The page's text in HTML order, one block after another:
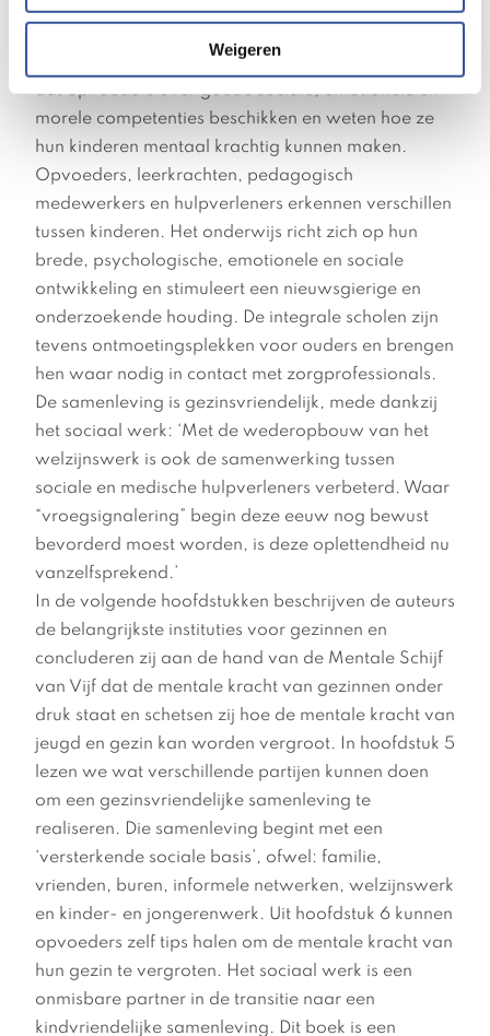
Weigeren
training of opvoedcursus. Het is vanzelfsprekend
dat opvoeders over goede sociale, emotionele en
morele competenties beschikken en weten hoe ze
hun kinderen mentaal krachtig kunnen maken.
Opvoeders, leerkrachten, pedagogisch
medewerkers en hulpverleners erkennen verschillen
tussen kinderen. Het onderwijs richt zich op hun
brede, psychologische, emotionele en sociale
ontwikkeling en stimuleert een nieuwsgierige en
onderzoekende houding. De integrale scholen zijn
tevens ontmoetingsplekken voor ouders en brengen
hen waar nodig in contact met zorgprofessionals.
De samenleving is gezinsvriendelijk, mede dankzij
het sociaal werk: ‘Met de wederopbouw van het
welzijnswerk is ook de samenwerking tussen
sociale en medische hulpverleners verbeterd. Waar
“vroegsignalering” begin deze eeuw nog bewust
bevorderd moest worden, is deze oplettendheid nu
vanzelfsprekend.’
In de volgende hoofdstukken beschrijven de auteurs
de belangrijkste instituties voor gezinnen en
concluderen zij aan de hand van de Mentale Schijf
van Vijf dat de mentale kracht van gezinnen onder
druk staat en schetsen zij hoe de mentale kracht van
jeugd en gezin kan worden vergroot. In hoofdstuk 5
lezen we wat verschillende partijen kunnen doen
om een gezinsvriendelijke samenleving te
realiseren. Die samenleving begint met een
‘versterkende sociale basis’, ofwel: familie,
vrienden, buren, informele netwerken, welzijnswerk
en kinder- en jongerenwerk. Uit hoofdstuk 6 kunnen
opvoeders zelf tips halen om de mentale kracht van
hun gezin te vergroten. Het sociaal werk is een
onmisbare partner in de transitie naar een
kindvriendelijke samenleving. Dit boek is een